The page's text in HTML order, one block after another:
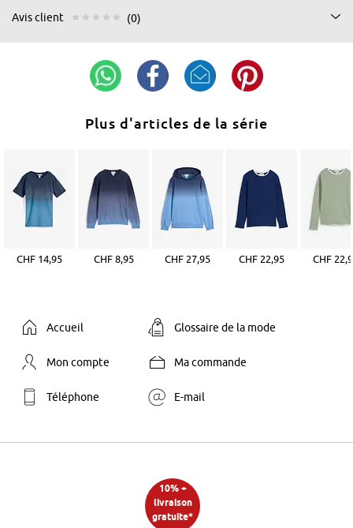
Avis client (0)
Plus d'articles de la série
CHF 14,95 CHF 8,95 CHF 27,95 CHF 22,95 CHF
Accueil Glossaire de la mode
Mon compte Ma commande
Téléphone E-mail
10% +
livraison
gratuite*